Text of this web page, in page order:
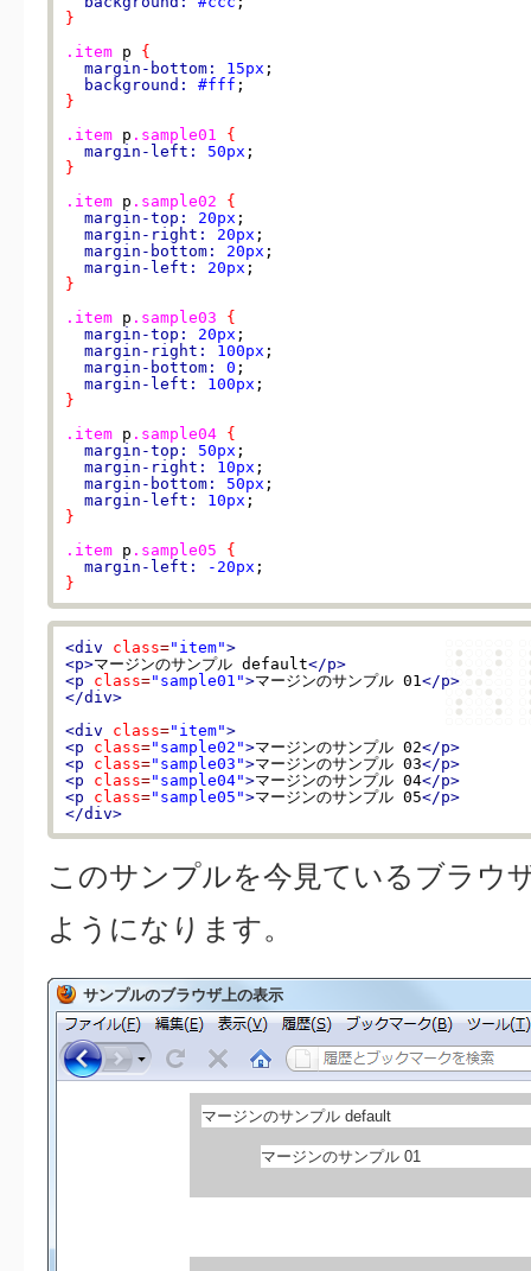
}
.item p {
margin-bottom:
15px ;
background:
#fff
}
.item p .sample01
{
margin-left:
50px
}
.item p .sample02
{
margin-top:
20px ;
margin-right:
20px ;
margin-bottom:
20px ;
margin-left:
20px
}
.item p .sample03
{
margin-top:
20px ;
margin-right:
100px ;
margin-bottom:
0 ;
margin-left:
100px
}
.item p .sample04 {
margin-top:
50px ;
margin-right:
10px ;
margin-bottom:
50px ;
margin-left:
10px
}
.item p .sample05
{
margin-left:
-20px
}
<div class="item">
<p>マージンのサンプル default</p>
<p
class="sample01">マージンのサンプル 01 </p>
</div>
<div
class="item">
<p
class="sample02">マージンのサンプル 02</p>
<p
class="sample03">マージンのサンプル 03</p>
<p
class="sample04">マージンのサンプル 04</p>
<p
class="sample05">マージンのサンプル 05</p>
</div>
このサンプルを今見ているブラウ
ようになります。
サンプルのブラウザ上の表示
マージンのサンプル default
マージンのサンプル 01